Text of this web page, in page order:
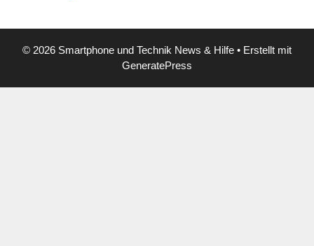
© 2026 Smartphone und Technik News & Hilfe • Erstellt mit
GeneratePress